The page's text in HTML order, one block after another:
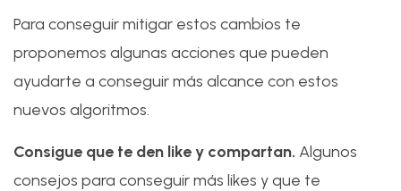
Para conseguir mitigar estos cambios te
proponemos algunas acciones que pueden
ayudarte a conseguir más alcance con estos
nuevos algoritmos.
Consigue que te den like y compartan. Algunos
consejos para conseguir más likes y que te